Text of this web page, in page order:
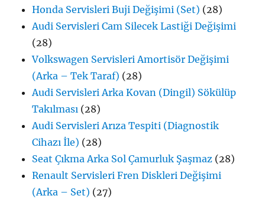
Honda Servisleri Buji Değişimi (Set) (28)
Audi Servisleri Cam Silecek Lastiği Değişimi
(28)
Volkswagen Servisleri Amortisör Değişimi
(Arka – Tek Taraf) (28)
Audi Servisleri Arka Kovan (Dingil) Sökülüp
Takılması (28)
Audi Servisleri Arıza Tespiti (Diagnostik
Cihazı İle) (28)
Seat Çıkma Arka Sol Çamurluk Şaşmaz (28)
Renault Servisleri Fren Diskleri Değişimi
(Arka – Set) (27)